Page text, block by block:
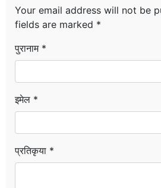
Your email address will not be
fields are marked *
पुरानाम *
इमेल *
प्रतिकृया *